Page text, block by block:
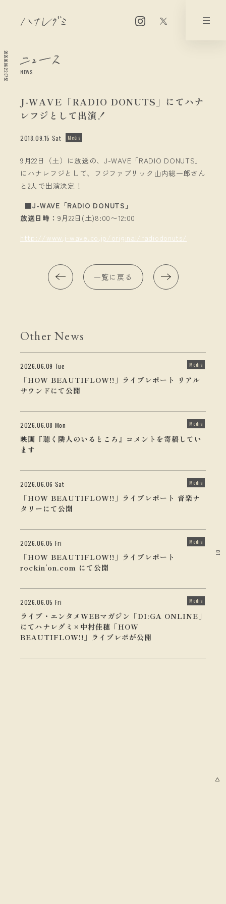
2026.08.06 23:07:55
01
NEWS
J-WAVE「RADIO DONUTS」にてハナ
レフジとして出演！
2018.09.15 Sat Media
9月22日（土）に放送の、J-WAVE「RADIO DONUTS」
にハナレフジとして、フジファブリック山内総一郎さん
と2人で出演決定！
■J-WAVE「RADIO DONUTS」
放送日時： 9月22日(土)8:00〜12:00
http://www.j-wave.co.jp/original/radiodonuts/
一覧に戻る
Other News
2026.06.09 Tue Media
「HOW BEAUTIFLOW!!」ライブレポート リアル
サウンドにて公開
2026.06.08 Mon Media
映画『聴く隣人のいるところ』コメントを寄稿してい
ます
2026.06.06 Sat Media
「HOW BEAUTIFLOW!!」ライブレポート 音楽ナ
タリーにて公開
2026.06.05 Fri Media
「HOW BEAUTIFLOW!!」ライブレポート
rockin’on.com にて公開
2026.06.05 Fri Media
ライブ・エンタメWEBマガジン「DI:GA ONLINE」
にてハナレグミ×中村佳穂「HOW
BEAUTIFLOW!!」ライブレポが公開